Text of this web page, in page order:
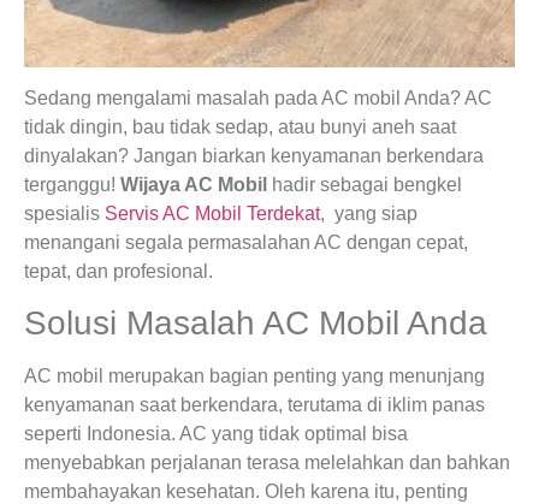
Sedang mengalami masalah pada AC mobil Anda? AC
tidak dingin, bau tidak sedap, atau bunyi aneh saat
dinyalakan? Jangan biarkan kenyamanan berkendara
terganggu! Wijaya AC Mobil hadir sebagai bengkel
spesialis Servis AC Mobil Terdekat, yang siap
menangani segala permasalahan AC dengan cepat,
tepat, dan profesional.
Solusi Masalah AC Mobil Anda
AC mobil merupakan bagian penting yang menunjang
kenyamanan saat berkendara, terutama di iklim panas
seperti Indonesia. AC yang tidak optimal bisa
menyebabkan perjalanan terasa melelahkan dan bahkan
membahayakan kesehatan. Oleh karena itu, penting